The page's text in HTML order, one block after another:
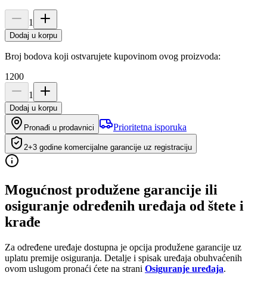
1
Dodaj u korpu
Broj bodova koji ostvarujete kupovinom ovog proizvoda:
1200
1
Dodaj u korpu
Pronađi u prodavnici Prioritetna isporuka
2+3 godine komercijalne garancije uz registraciju
Mogućnost produžene garancije ili
osiguranje određenih uređaja od štete i
krađe
Za određene uređaje dostupna je opcija produžene garancije uz
uplatu premije osiguranja. Detalje i spisak uređaja obuhvaćenih
ovom uslugom pronaći ćete na strani Osiguranje uređaja.